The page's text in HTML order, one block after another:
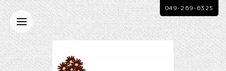
049-269-6325